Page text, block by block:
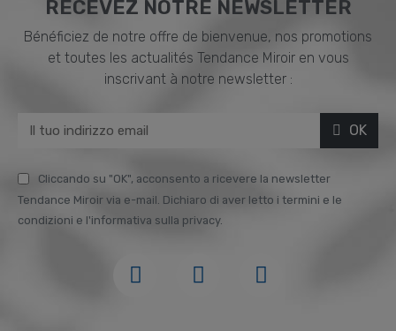
RECEVEZ NOTRE NEWSLETTER
Bénéficiez de notre offre de bienvenue, nos promotions
et toutes les actualités Tendance Miroir en vous
inscrivant à notre newsletter :
OK
Cliccando su "OK", acconsento a ricevere la newsletter
Tendance Miroir via e-mail. Dichiaro di aver letto i termini e le
condizioni e l'informativa sulla privacy.